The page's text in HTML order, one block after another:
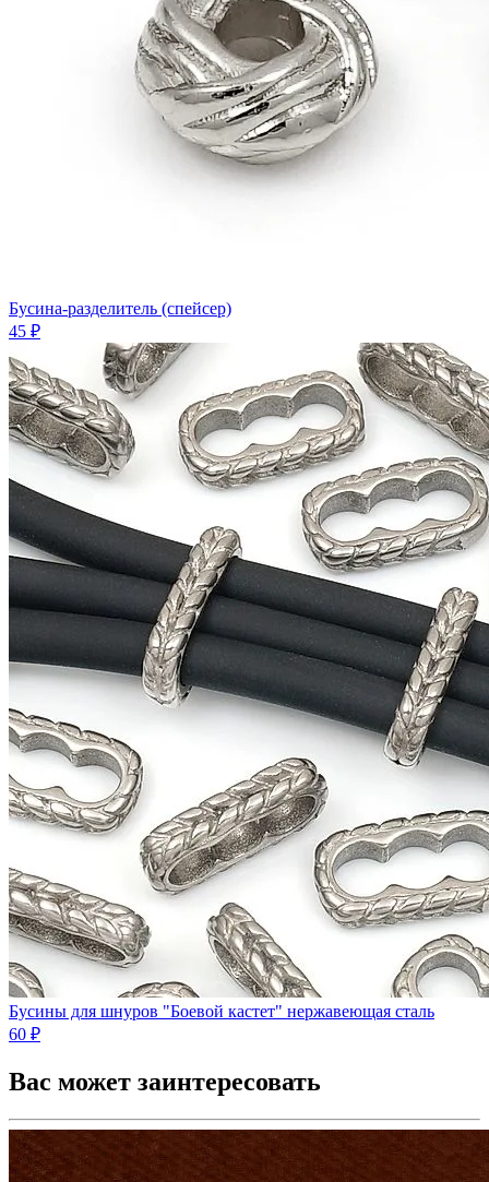
Бусина-разделитель (спейсер)
45 ₽
Бусины для шнуров "Боевой кастет" нержавеющая сталь
60 ₽
Вас может заинтересовать